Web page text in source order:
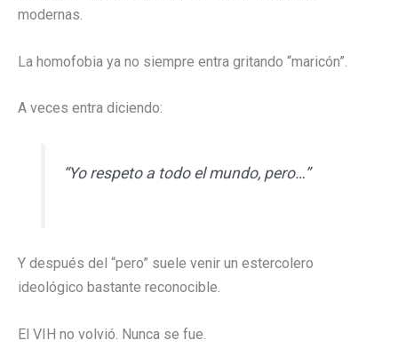
modernas.
La homofobia ya no siempre entra gritando “maricón”.
A veces entra diciendo:
“Yo respeto a todo el mundo, pero…”
Y después del “pero” suele venir un estercolero
ideológico bastante reconocible.
El VIH no volvió. Nunca se fue.